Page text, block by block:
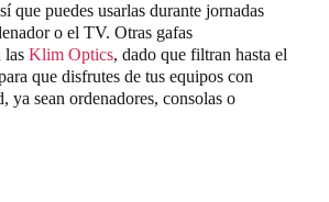
que puedes usarlas durante jornadas
o el TV. Otras gafas
las Klim Optics, dado que filtran hasta el
que disfrutes de tus equipos con
ya sean ordenadores, consolas o